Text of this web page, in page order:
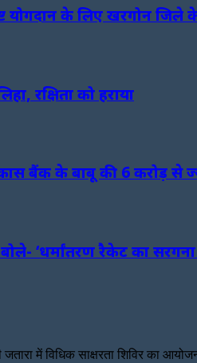
योगदान के लिए खरगोन
रक्षिता को हराया
बैंक के बाबू की 6 करोड़ से
‘धर्मांतरण रैकेट का सरगना
में विधिक साक्षरता शिविर का